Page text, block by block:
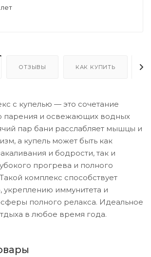
ОТЗЫВЫ КАК КУПИТЬ
с купелью — это сочетание
парения и освежающих водных
пар бани расслабляет мышцы и
а купель может быть как
и бодрости, так и
прогрева и полного
комплекс способствует
укреплению иммунитета и
полного релакса. Идеальное
в любое время года.